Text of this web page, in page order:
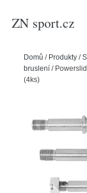
ZN sport.cz
Domů / Produkty /
bruslení /
(4ks)